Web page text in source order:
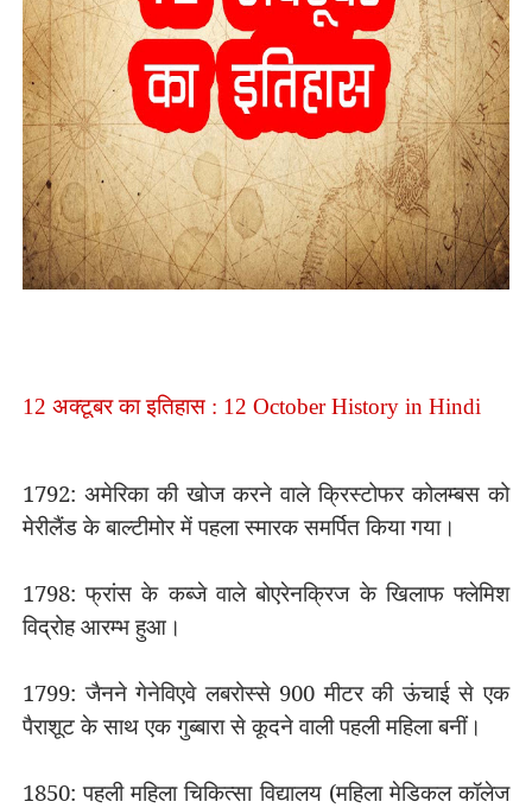
12 अक्टूबर का इतिहास : 12 October History in Hindi
1792: अमेरिका की खोज करने वाले क्रिस्टोफर कोलम्बस को
मेरीलैंड के बाल्टीमोर में पहला स्मारक समर्पित किया गया।
1798: फ्रांस के कब्जे वाले बोएरेनक्रिज के खिलाफ फ्लेमिश
विद्रोह आरम्भ हुआ।
1799: जैनने गेनेविएवे लबरोस्से 900 मीटर की ऊंचाई से एक
पैराशूट के साथ एक गुब्बारा से कूदने वाली पहली महिला बनीं।
1850: पहली महिला चिकित्सा विद्यालय (महिला मेडिकल कॉलेज